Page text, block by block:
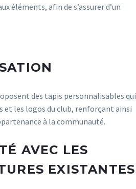
éléments, afin de s’assurer d’un
des tapis personnalisables qui
et les logos du club, renforçant ainsi
à la communauté.
AVEC LES
EXISTANTES